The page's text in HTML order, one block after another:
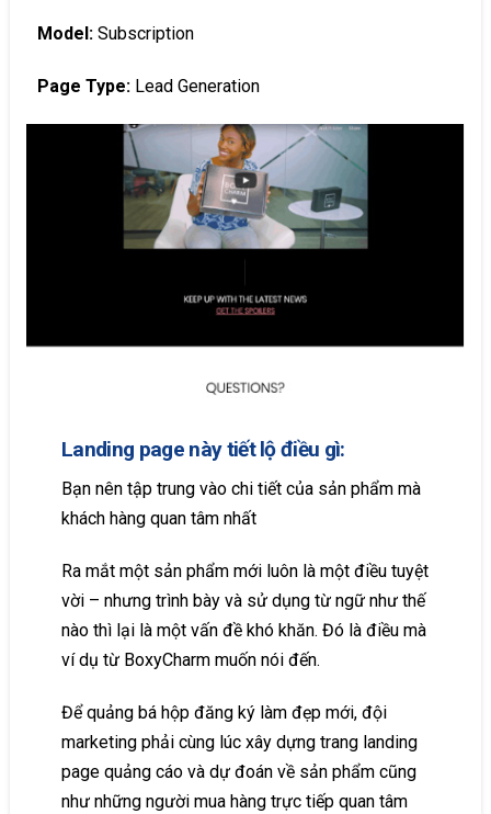
Model:Subscription
Page Type: Lead Generation
Landing page này tiết lộ điều gì:
Bạn nên tập trung vào chi tiết của sản phẩm mà
khách hàng quan tâm nhất
Ra mắt một sản phẩm mới luôn là một điều tuyệt
vời – nhưng trình bày và sử dụng từ ngữ như thế
nào thì lại là một vấn đề khó khăn. Đó là điều mà
ví dụ từ BoxyCharm muốn nói đến.
Để quảng bá hộp đăng ký làm đẹp mới, đội
marketing phải cùng lúc xây dựng trang landing
page quảng cáo và dự đoán về sản phẩm cũng
như những người mua hàng trực tiếp quan tâm